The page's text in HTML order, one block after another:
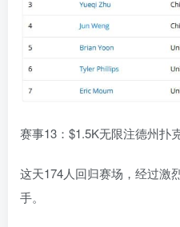
赛事13：$1.5K无限注德州扑
这天174人回归赛场，经过激
手。